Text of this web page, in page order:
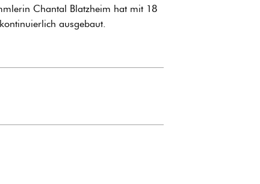
Chantal Blatzheim hat mit 18
ausgebaut.